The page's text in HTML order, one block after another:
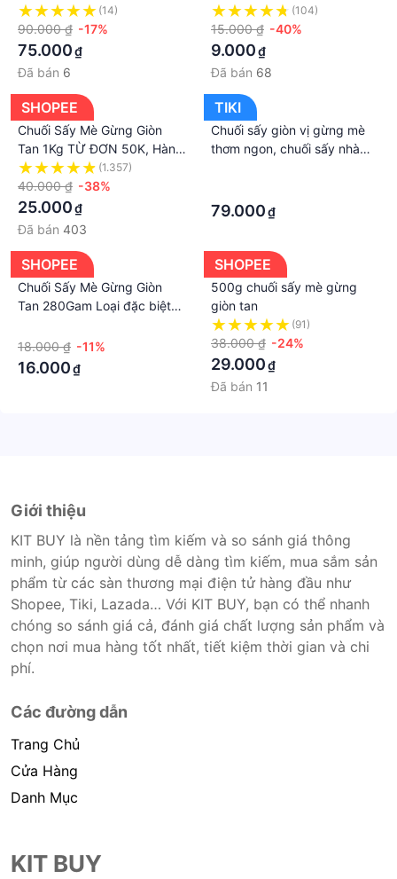
(14)
90.000 ₫ -17%
75.000₫
Đã bán 6
(104)
15.000 ₫ -40%
9.000₫
Đã bán 68
SHOPEE
Chuối Sấy Mè Gừng Giòn
Tan 1Kg TỪ ĐƠN 50K, Hàng
ngon nhà làm (1.357)
40.000 ₫ -38%
25.000₫
Đã bán 403
TIKI
Chuối sấy giòn vị gừng mè
thơm ngon, chuối sấy nhà
79.000₫
SHOPEE
Chuối Sấy Mè Gừng Giòn
Tan 280Gam Loại đặc biệt
Cocori
18.000 ₫ -11%
16.000₫
SHOPEE
500g chuối sấy mè gừng
giòn tan
(91)
38.000 ₫ -24%
29.000₫
Đã bán 11
Giới thiệu
KIT BUY là nền tảng tìm kiếm và so sánh giá thông
minh, giúp người dùng dễ dàng tìm kiếm, mua sắm sản
phẩm từ các sàn thương mại điện tử hàng đầu như
Shopee, Tiki, Lazada… Với KIT BUY, bạn có thể nhanh
chóng so sánh giá cả, đánh giá chất lượng sản phẩm và
chọn nơi mua hàng tốt nhất, tiết kiệm thời gian và chi
phí.
Các đường dẫn
Trang Chủ
Cửa Hàng
Danh Mục
KIT BUY